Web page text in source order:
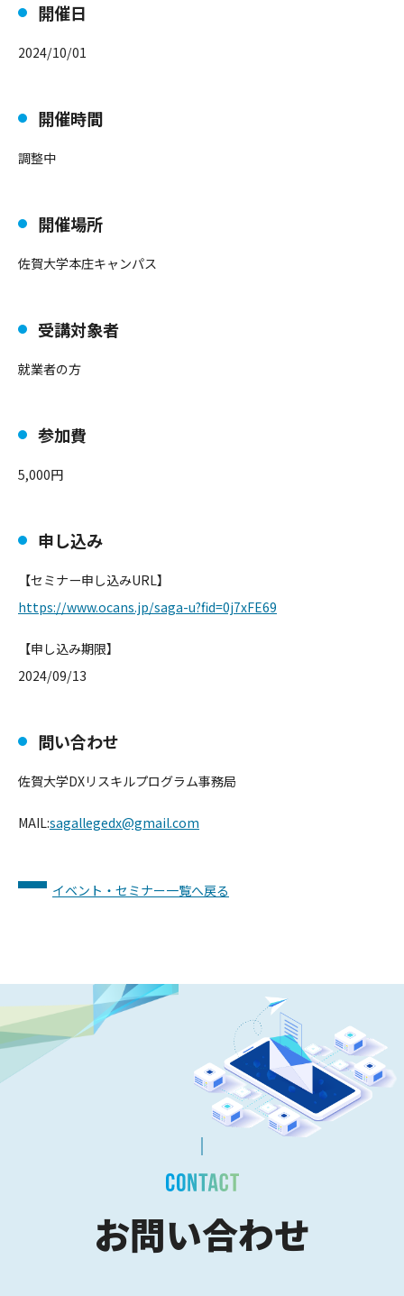
開催日
2024/10/01
開催時間
調整中
開催場所
佐賀大学本庄キャンパス
受講対象者
就業者の方
参加費
5,000円
申し込み
【セミナー申し込みURL】
https://www.ocans.jp/saga-u?fid=0j7xFE69
【申し込み期限】
2024/09/13
問い合わせ
佐賀大学DXリスキルプログラム事務局
MAIL:sagallegedx@gmail.com
イベント・セミナー一覧へ戻る
お問い合わせ